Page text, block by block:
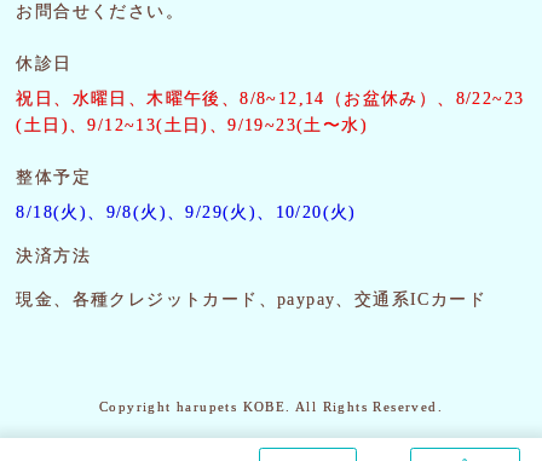
お問合せください。
休診日
祝日、水曜日、木曜午後
、8/8~12,14（お盆休み）、8/22~23
(土日)、9/12~13(土日)、9/19~23(土〜水)
整体予定
8/18(火)、9/8(火)、9/29(火)、10/20(火)
決済方法
現金、各種クレジットカード、paypay、交通系ICカード
Copyright harupets KOBE. All Rights Reserved.